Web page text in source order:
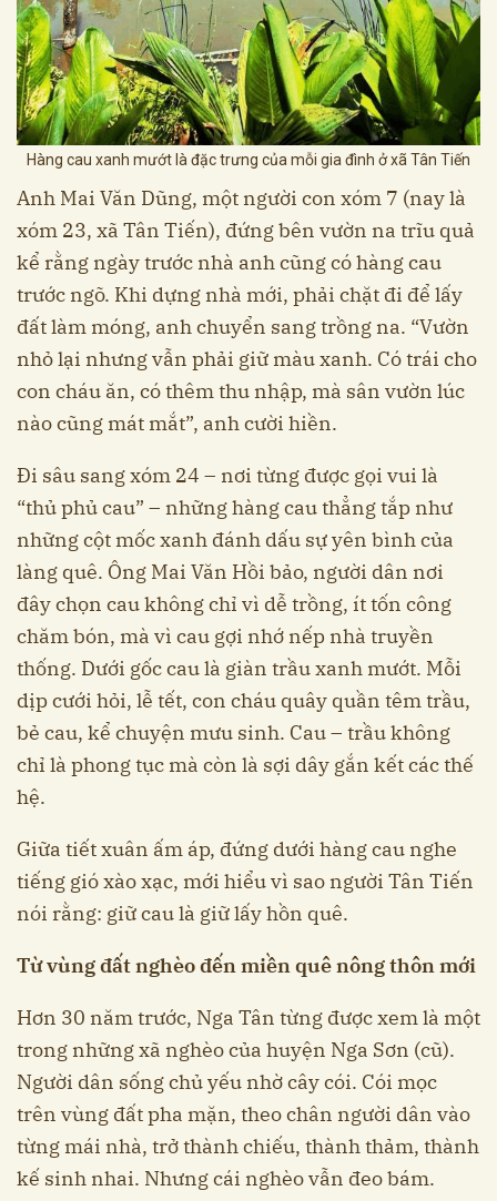
Hàng cau xanh mướt là đặc trưng của mỗi gia đình ở xã Tân Tiến
Anh Mai Văn Dũng, một người con xóm 7 (nay là
xóm 23, xã Tân Tiến), đứng bên vườn na trĩu quả
kể rằng ngày trước nhà anh cũng có hàng cau
trước ngõ. Khi dựng nhà mới, phải chặt đi để lấy
đất làm móng, anh chuyển sang trồng na. “Vườn
nhỏ lại nhưng vẫn phải giữ màu xanh. Có trái cho
con cháu ăn, có thêm thu nhập, mà sân vườn lúc
nào cũng mát mắt”, anh cười hiền.
Đi sâu sang xóm 24 – nơi từng được gọi vui là
“thủ phủ cau” – những hàng cau thẳng tắp như
những cột mốc xanh đánh dấu sự yên bình của
làng quê. Ông Mai Văn Hồi bảo, người dân nơi
đây chọn cau không chỉ vì dễ trồng, ít tốn công
chăm bón, mà vì cau gợi nhớ nếp nhà truyền
thống. Dưới gốc cau là giàn trầu xanh mướt. Mỗi
dịp cưới hỏi, lễ tết, con cháu quây quần têm trầu,
bẻ cau, kể chuyện mưu sinh. Cau – trầu không
chỉ là phong tục mà còn là sợi dây gắn kết các thế
hệ.
Giữa tiết xuân ấm áp, đứng dưới hàng cau nghe
tiếng gió xào xạc, mới hiểu vì sao người Tân Tiến
nói rằng: giữ cau là giữ lấy hồn quê.
Từ vùng đất nghèo đến miền quê nông thôn mới
Hơn 30 năm trước, Nga Tân từng được xem là một
trong những xã nghèo của huyện Nga Sơn (cũ).
Người dân sống chủ yếu nhờ cây cói. Cói mọc
trên vùng đất pha mặn, theo chân người dân vào
từng mái nhà, trở thành chiếu, thành thảm, thành
kế sinh nhai. Nhưng cái nghèo vẫn đeo bám.